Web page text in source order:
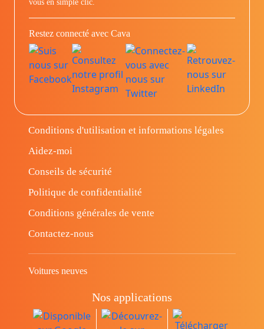
vous en simple clic.
Restez connecté avec Cava
Conditions d'utilisation et informations légales
Aidez-moi
Conseils de sécurité
Politique de confidentialité
Conditions générales de vente
Contactez-nous
Voitures neuves
Nos applications